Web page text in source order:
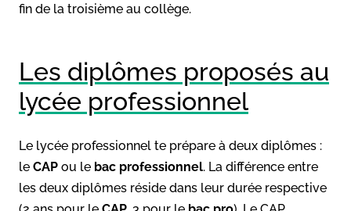
fin de la troisième au collège.
Les diplômes proposés au
lycée professionnel
Le lycée professionnel te prépare à deux diplômes :
le CAP ou le bac professionnel. La différence entre
les deux diplômes réside dans leur durée respective